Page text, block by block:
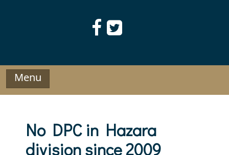
Menu
No DPC in Hazara
division since 2009